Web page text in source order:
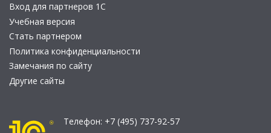
Вход для партнеров 1С
Учебная версия
Стать партнером
Политика конфиденциальности
Замечания по сайту
Другие сайты
Телефон: +7 (495) 737-92-57